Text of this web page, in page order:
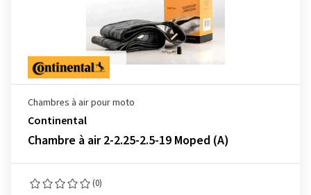
Chambres à air pour moto
Continental
Chambre à air 2-2.25-2.5-19 Moped (A)
(0)